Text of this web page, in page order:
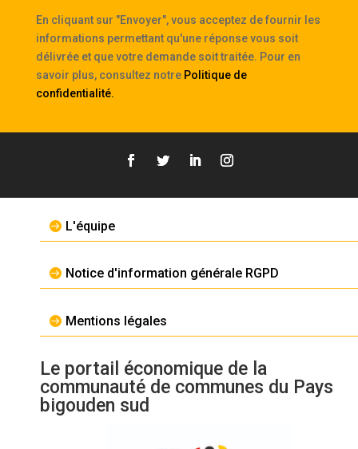
En cliquant sur "Envoyer", vous acceptez de fournir les
informations permettant qu'une réponse vous soit
délivrée et que votre demande soit traitée. Pour en
savoir plus, consultez notre Politique de
confidentialité.
L'équipe
Notice d'information générale RGPD
Mentions légales
Le portail économique de la
communauté de communes du Pays
bigouden sud